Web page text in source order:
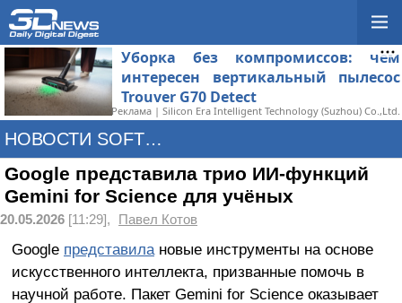
Уборка без компромиссов: чем
интересен вертикальный пылесос
Trouver G70 Detect
Реклама | Silicon Era Intelligent Technology (Suzhou) Co.,Ltd.
НОВОСТИ SOFTWARE
Google представила трио ИИ-функций
Gemini for Science для учёных
20.05.2026 [11:29], Павел Котов
Google представилановые инструменты на основе
искусственного интеллекта, призванные помочь в
научной работе. Пакет Gemini for Science оказывает